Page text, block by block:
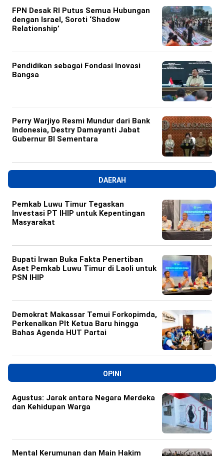
FPN Desak RI Putus Semua Hubungan
dengan Israel, Soroti ‘Shadow
Relationship’
Pendidikan sebagai Fondasi Inovasi
Bangsa
Perry Warjiyo Resmi Mundur dari Bank
Indonesia, Destry Damayanti Jabat
Gubernur BI Sementara
DAERAH
Pemkab Luwu Timur Tegaskan
Investasi PT IHIP untuk Kepentingan
Masyarakat
Bupati Irwan Buka Fakta Penertiban
Aset Pemkab Luwu Timur di Laoli untuk
PSN IHIP
Demokrat Makassar Temui Forkopimda,
Perkenalkan Plt Ketua Baru hingga
Bahas Agenda HUT Partai
OPINI
Agustus: Jarak antara Negara Merdeka
dan Kehidupan Warga
Mental Kerumunan dan Main Hakim